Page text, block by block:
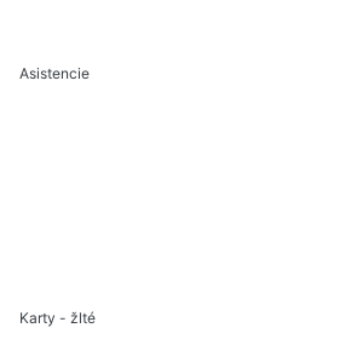
Asistencie
Karty - žlté